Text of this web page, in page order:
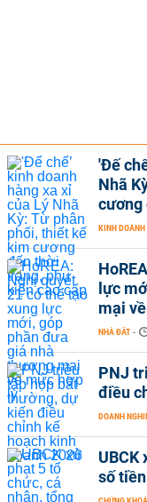
'Đế
Nhã
cương
KINH DOANH
lực
mại
NHÀ ĐẤT -
PNJ
điều
DOANH
UBCK
số